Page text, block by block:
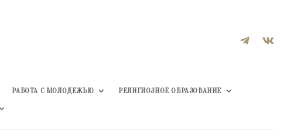
 
РАБОТА С МОЛОДЕЖЬЮ
РЕЛИГИОЗНОЕ ОБРАЗОВАНИЕ